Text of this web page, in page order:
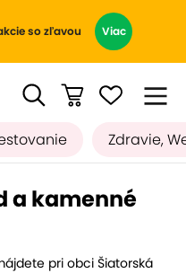
so zľavou Viac
Zdravie,
a kamenné
pri obci Šiatorská